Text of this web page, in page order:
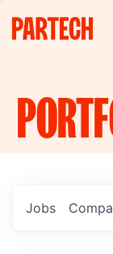
Jobs